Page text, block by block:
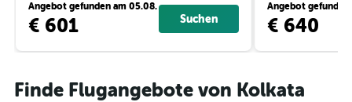
Angebot gefunden am 05.08.
€ 601 Suchen
Angebot gefunden
€ 640
Finde Flugangebote von Kolkata